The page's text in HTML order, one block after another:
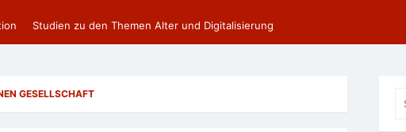
Studien zu den Themen Alter und Digitalisierung
GESELLSCHAFT